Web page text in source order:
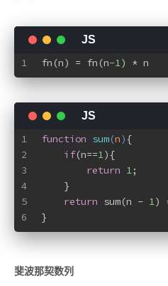
1 fn(n) = fn(n-1) * n
1
2
3
4
5
6
function sum(n) {
if(n==1){
return 1;
    }
return sum(n - 1)
}
斐波那契数列